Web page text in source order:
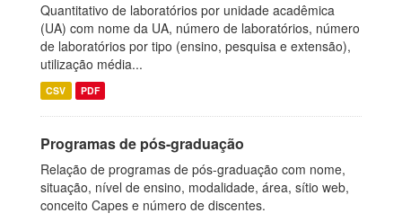
Quantitativo de laboratórios por unidade acadêmica
(UA) com nome da UA, número de laboratórios, número
de laboratórios por tipo (ensino, pesquisa e extensão),
utilização média...
CSV PDF
Programas de pós-graduação
Relação de programas de pós-graduação com nome,
situação, nível de ensino, modalidade, área, sítio web,
conceito Capes e número de discentes.